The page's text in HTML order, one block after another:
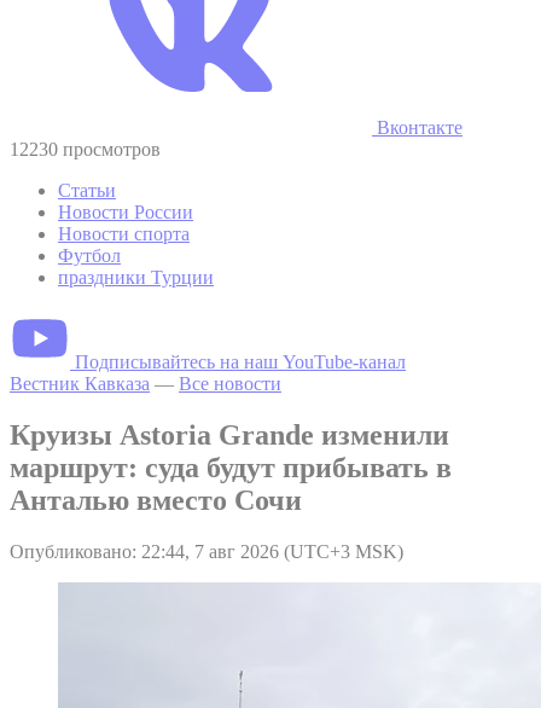
Вконтакте
12230 просмотров
Статьи
Новости России
Новости спорта
Футбол
праздники Турции
Подписывайтесь на наш YouTube-канал
Вестник Кавказа — Все новости
Круизы Astoria Grande изменили
маршрут: суда будут прибывать в
Анталью вместо Сочи
Опубликовано: 22:44, 7 авг 2026 (UTC+3 MSK)